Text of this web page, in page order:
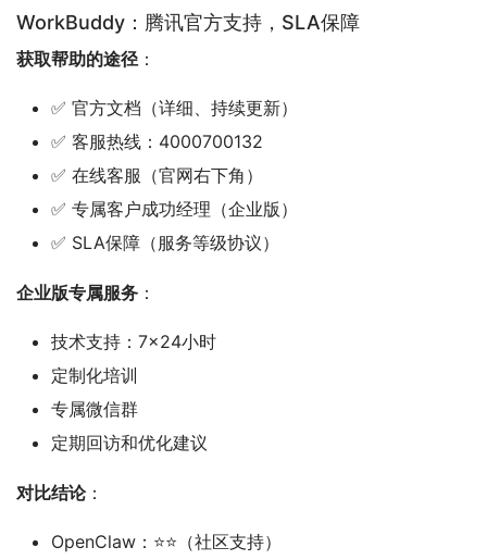
WorkBuddy：腾讯官方支持，SLA保障
获取帮助的途径：
✅ 官方文档（详细、持续更新）
✅ 客服热线：4000700132
✅ 在线客服（官网右下角）
✅ 专属客户成功经理（企业版）
✅ SLA保障（服务等级协议）
企业版专属服务 ：
技术支持：7×24小时
定制化培训
专属微信群
定期回访和优化建议
对比结论：
OpenClaw：⭐⭐（社区支持）